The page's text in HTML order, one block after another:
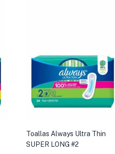
Toallas Always Ultra Thin
SUPER LONG #2